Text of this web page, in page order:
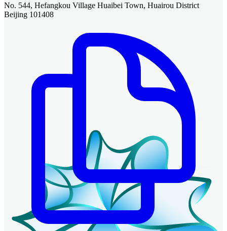
No. 544, Hefangkou Village Huaibei Town, Huairou District
Beijing 101408